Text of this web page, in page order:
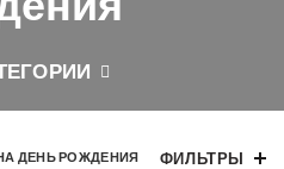
ДЕНЬ РОЖДЕНИЯ ФИЛЬТРЫ